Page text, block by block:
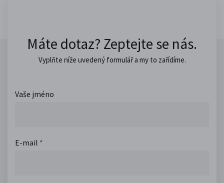
Máte dotaz? Zeptejte se nás.
Vyplňte níže uvedený formulář a my to zařídíme.
Vaše jméno
E-mail *